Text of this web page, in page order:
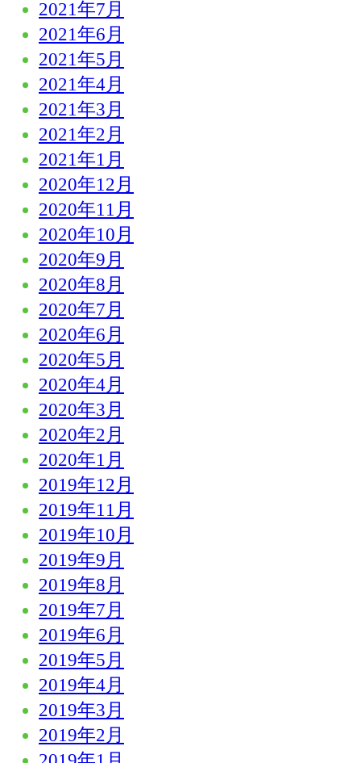
2021年7月
2021年6月
2021年5月
2021年4月
2021年3月
2021年2月
2021年1月
2020年12月
2020年11月
2020年10月
2020年9月
2020年8月
2020年7月
2020年6月
2020年5月
2020年4月
2020年3月
2020年2月
2020年1月
2019年12月
2019年11月
2019年10月
2019年9月
2019年8月
2019年7月
2019年6月
2019年5月
2019年4月
2019年3月
2019年2月